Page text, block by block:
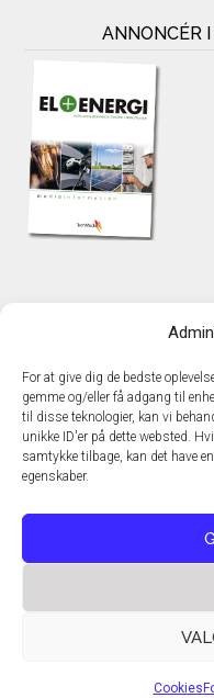
For at give dig de bedste
gemme og/eller få adgang til
til disse teknologier, kan vi
unikke ID'er på dette websted.
samtykke tilbage, kan det have
egenskaber.
Cookies
ANNONCÉR
DK
E-mail: